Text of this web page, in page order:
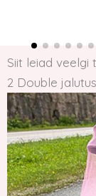
Siit leiad veelgi
2 Double